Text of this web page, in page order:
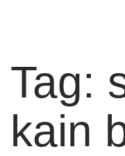
Tag:
kain